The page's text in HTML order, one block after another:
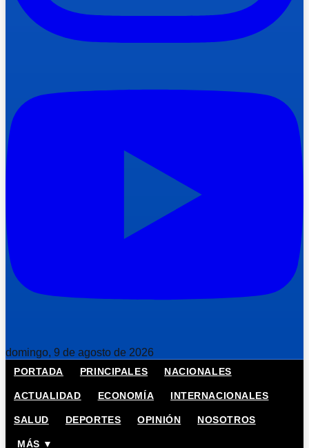
domingo, 9 de agosto de 2026
PORTADA PRINCIPALES NACIONALES
ACTUALIDAD ECONOMÍA INTERNACIONALES
SALUD DEPORTES OPINIÓN NOSOTROS
MÁS ▼